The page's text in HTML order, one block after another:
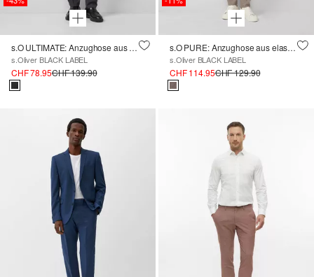
s.O ULTIMATE: Anzughose aus hochelastischem Wollmix
s.Oliver BLACK LABEL
CHF 78.95CHF 139.90
s.O PURE: Anzughose aus elastischem Leinenmix
s.Oliver BLACK LABEL
CHF 114.95CHF 129.90